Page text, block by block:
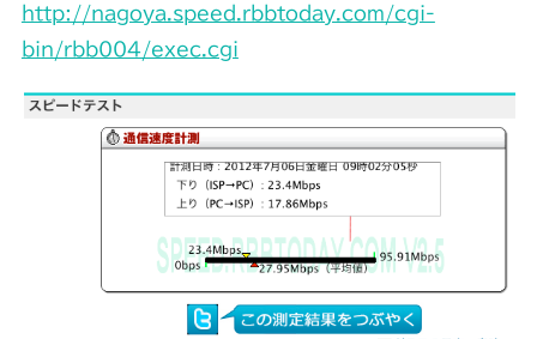
http://nagoya.speed.rbbtoday.com/cgi-
bin/rbb004/exec.cgi